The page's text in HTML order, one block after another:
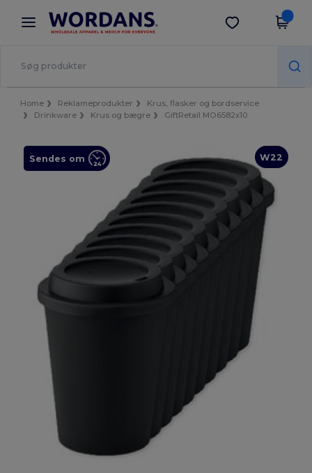
× Wordans-app
Bedre priser i appen!
Hent app
Home Reklameprodukter
Krus, flasker og bordservice
Drinkware
Krus og bægre GiftRetail MO6582x10
W22
Sendes om